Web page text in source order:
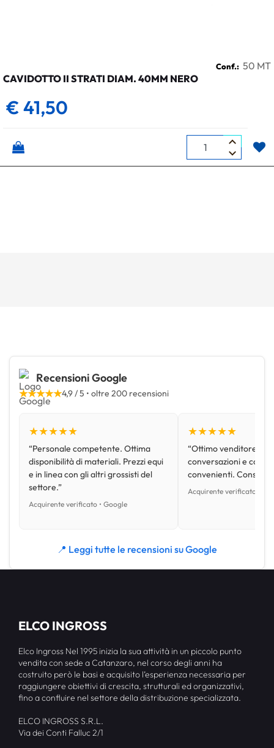
Conf.: 50 MT
CAVIDOTTO II STRATI DIAM. 40MM NERO
€ 41,50
Quantità
Recensioni Google
★★★★★4,9 / 5 • oltre 200 recensioni
★★★★★
“Personale competente. Ottima
disponibilità di materiali. Prezzi equi
e in linea con gli altri grossisti del
settore.”
Acquirente verificato • Google
★★★★★
“Ottimo venditore,
conversazioni e con
convenienti.
Acquirente verificato •
📍 Leggi tutte le recensioni su Google
ELCO INGROSS
Elco Ingross Nel 1995 inizia la sua attività in un piccolo punto
vendita con sede a Catanzaro, nel corso degli anni ha
costruito però le basi e acquisito l’esperienza necessaria per
raggiungere obiettivi di crescita, strutturali ed organizzativi,
fino a confluire nel settore della distribuzione specializzata.
ELCO INGROSS S.R.L.
Via dei Conti Falluc 2/1